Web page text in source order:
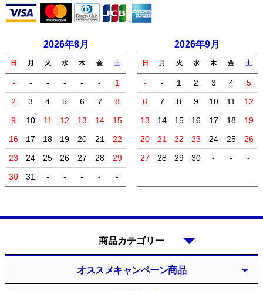
2026年8月
日 月 火 水 木 金 土
- - - - - -
1
2
3 4 5 6 7
8
9
10 11 12 13 14
15
16
17 18 19 20 21
22
23
24 25 26 27 28
29
30
31 - - - - -
2026年9月
日 月 火 水 木 金 土
- - 1 2 3 4
5
6
7 8 9 10 11
12
13
14 15 16 17 18
19
20
21 22 23 24 25
26
27
28 29 30 - - -
オススメキャンペーン商品
商品カテゴリー